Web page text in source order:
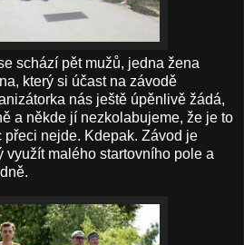
schází pět mužů, jedna žena
který si účast na závodě
nás ještě úpěnlivě žádá,
a někde jí nezkolabujeme, že je to
přeci nejde. Kdepak. Závod je
využít malého startovního pole a